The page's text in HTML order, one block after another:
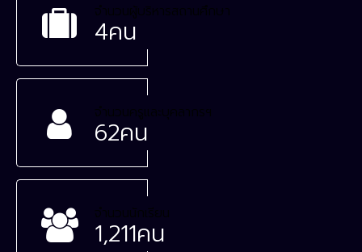
จำนวนผู้บริหารสถานศึกษา
4คน
จำนวนครูและบุคลากรฯ
62คน
จำนวนนักเรียน
1,211คน